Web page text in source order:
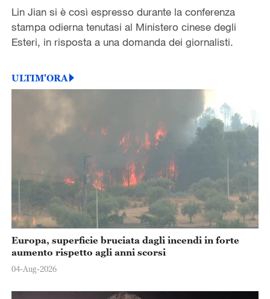
Lin Jian si è così espresso durante la conferenza
stampa odierna tenutasi al Ministero cinese degli
Esteri, in risposta a una domanda dei giornalisti.
ULTIM'ORA
Europa, superficie bruciata dagli incendi in forte
aumento rispetto agli anni scorsi
04-Aug-2026